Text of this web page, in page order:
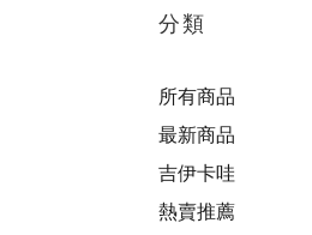
分類
所有商品
最新商品
吉伊卡哇
熱賣推薦